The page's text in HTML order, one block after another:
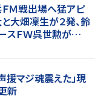
ＦＭ戦出場へ猛アピ
畑凜生が２発、鈴
ＦＷ呉世勲が出
援マジ魂震えた」現
新